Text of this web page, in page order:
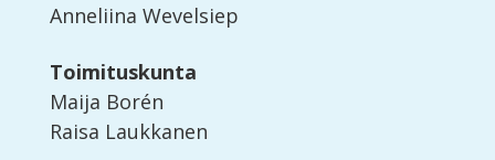
Anneliina Wevelsiep
Toimituskunta
Maija Borén
Raisa Laukkanen